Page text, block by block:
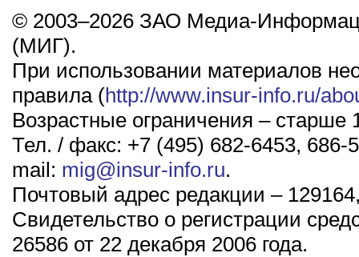
© 2003–2026 ЗАО Медиа-
(МИГ).
При использовании материалов
правила (http://www.insur-info.ru/
Возрастные ограничения – старше
Тел. / факс: +7 (495) 682-6453, 686-
mail: mig@insur-info.ru.
Почтовый адрес редакции –
Свидетельство о регистрации
26586 от 22 декабря 2006 года.